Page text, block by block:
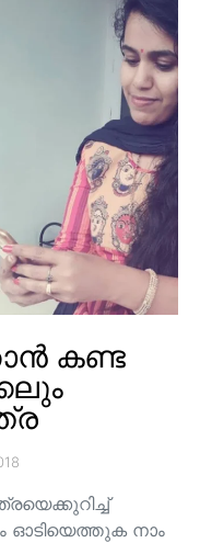
കണ്ട
ഓടിയെത്തുക നാം